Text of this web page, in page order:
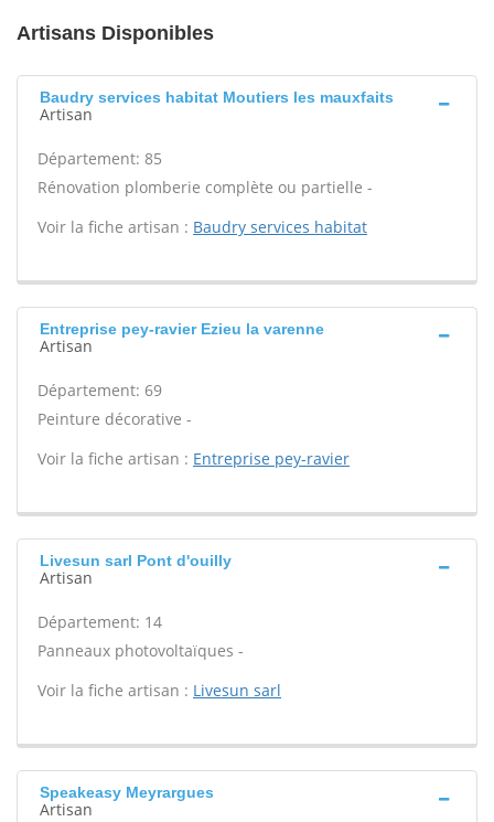
Artisans Disponibles
Baudry services habitat Moutiers les mauxfaits
Artisan
Département: 85
Rénovation plomberie complète ou partielle -
Voir la fiche artisan : Baudry services habitat
Entreprise pey-ravier Ezieu la varenne
Artisan
Département: 69
Peinture décorative -
Voir la fiche artisan : Entreprise pey-ravier
Livesun sarl Pont d'ouilly
Artisan
Département: 14
Panneaux photovoltaïques -
Voir la fiche artisan : Livesun sarl
Speakeasy Meyrargues
Artisan